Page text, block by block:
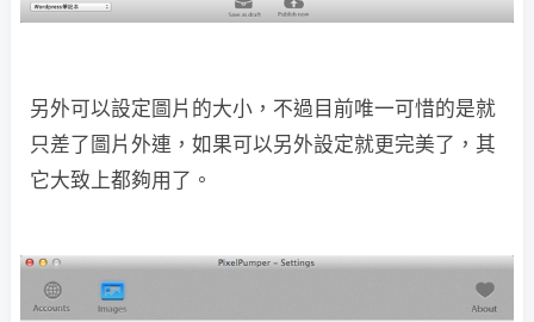
另外可以設定圖片的大小，不過目前唯一可惜的是就
只差了圖片外連，如果可以另外設定就更完美了，其
它大致上都夠用了。